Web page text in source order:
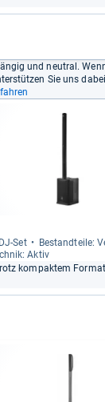
und neutral.
Sie uns
​Set
Bestand­teile:
Aktiv
kom­pak­tem For­mat